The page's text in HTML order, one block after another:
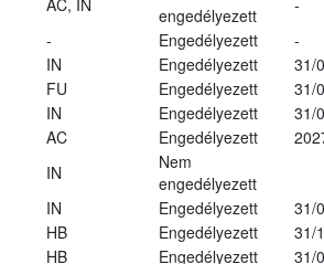
AC, IN
engedélyezett
-
- Engedélyezett
-
IN Engedélyezett
31/
FU Engedélyezett
31/
IN Engedélyezett
31/
AC Engedélyezett
IN
Nem
engedélyezett
IN Engedélyezett
31/
HB Engedélyezett
31/
HB Engedélyezett
31/